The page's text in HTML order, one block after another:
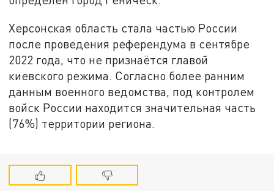
Херсонская область стала частью России
после проведения референдума в сентябре
2022 года, что не признаётся главой
киевского режима. Согласно более ранним
данным военного ведомства, под контролем
войск России находится значительная часть
(76%) территории региона.